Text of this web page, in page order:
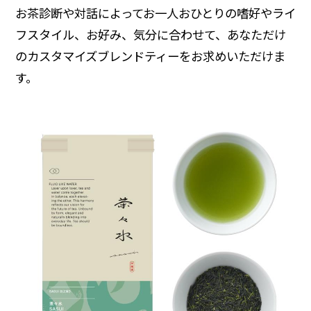
お茶診断や対話によってお一人おひとりの嗜好やライ
フスタイル、お好み、気分に合わせて、あなただけ
のカスタマイズブレンドティーをお求めいただけま
す。